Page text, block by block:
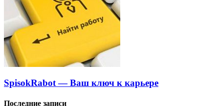
SpisokRabot — Ваш ключ к карьере
Последние записи